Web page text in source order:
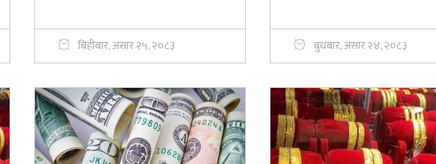
बिहीबार, असार २५, २०८३ बुधबार, असार २४, २०८३